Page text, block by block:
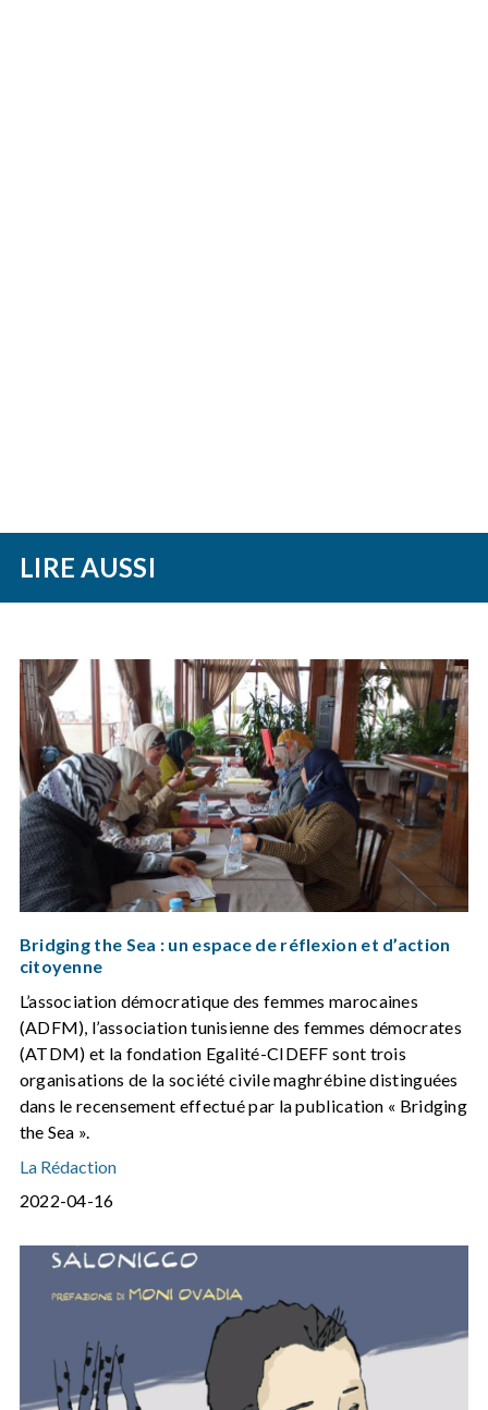
LIRE AUSSI
Bridging the Sea : un espace de réflexion et d’action
citoyenne
L’association démocratique des femmes marocaines
(ADFM), l’association tunisienne des femmes démocrates
(ATDM) et la fondation Egalité-CIDEFF sont trois
organisations de la société civile maghrébine distinguées
dans le recensement effectué par la publication « Bridging
the Sea ».
La Rédaction
2022-04-16